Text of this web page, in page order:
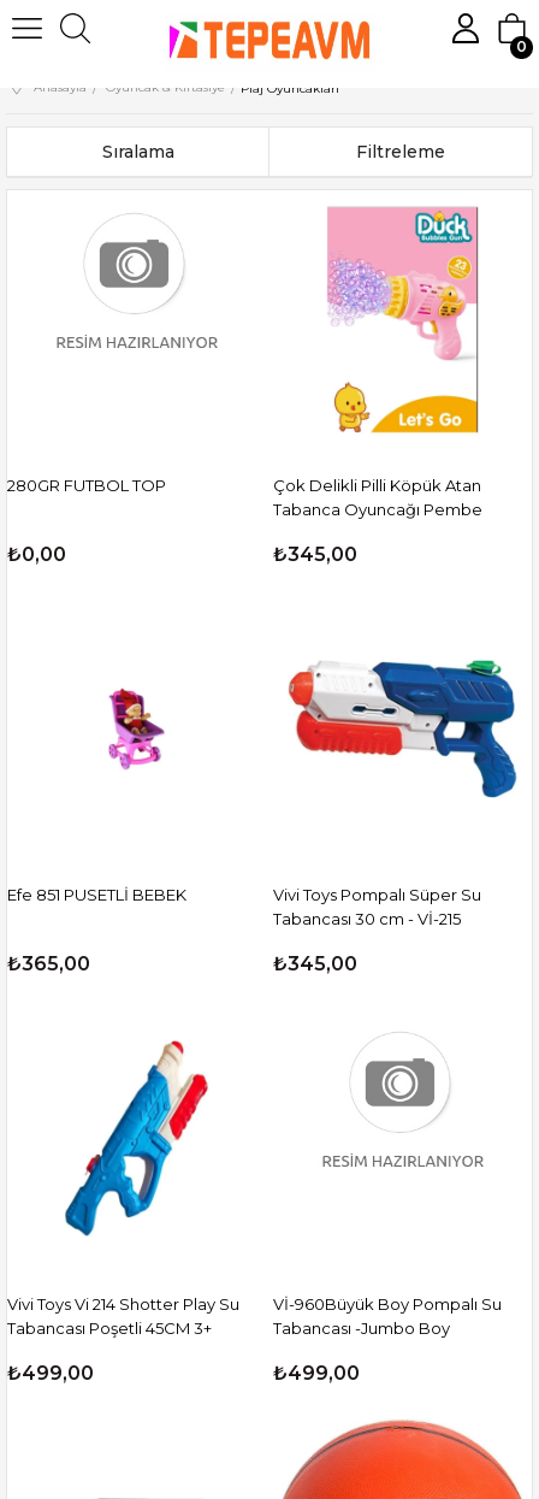
0
Anasayfa Oyuncak & Kırtasiye Plaj Oyuncakları
Filtreleme
Sıralama
280GR FUTBOL TOP
₺0,00
Çok Delikli Pilli Köpük Atan
Tabanca Oyuncağı Pembe
₺345,00
Efe 851 PUSETLİ BEBEK
₺365,00
Vivi Toys Pompalı Süper Su
Tabancası 30 cm - Vİ-215
₺345,00
Vivi Toys Vi 214 Shotter Play Su
Tabancası Poşetli 45CM 3+
₺499,00
Vİ-960Büyük Boy Pompalı Su
Tabancası -Jumbo Boy
₺499,00